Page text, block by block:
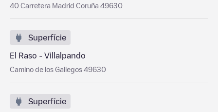
40 Carretera Madrid Coruña 49630
Superfície
El Raso - Villalpando
Camino de los Gallegos 49630
Superfície